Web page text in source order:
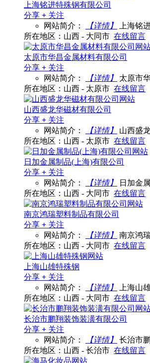
上海铭进特殊钢有限公司
分享 + 关注
网站简介：
【详情】
上海铭
所在地区：山西 - 大同市 在线留言
太原市华昌金属材料有限公司
分享 + 关注
网站简介：
【详情】
太原市
所在地区：山西 - 太原市 在线留言
山西盛龙华磁材有限公司
分享 + 关注
网站简介：
【详情】
山西盛
所在地区：山西 - 太原市 在线留言
日加金属制品(上海)有限公司
分享 + 关注
网站简介：
【详情】
日加金
所在地区：山西 - 大同市 在线留言
南京鸿瑞塑料制品有限公司
分享 + 关注
网站简介：
【详情】
南京鸿
所在地区：山西 - 大同市 在线留言
上海山雄特殊钢
分享 + 关注
网站简介：
【详情】
上海山
所在地区：山西 - 大同市 在线留言
长治市鹏翔装饰装潢有限公司
分享 + 关注
网站简介：
【详情】
长治市
所在地区：山西 - 长治市 在线留言